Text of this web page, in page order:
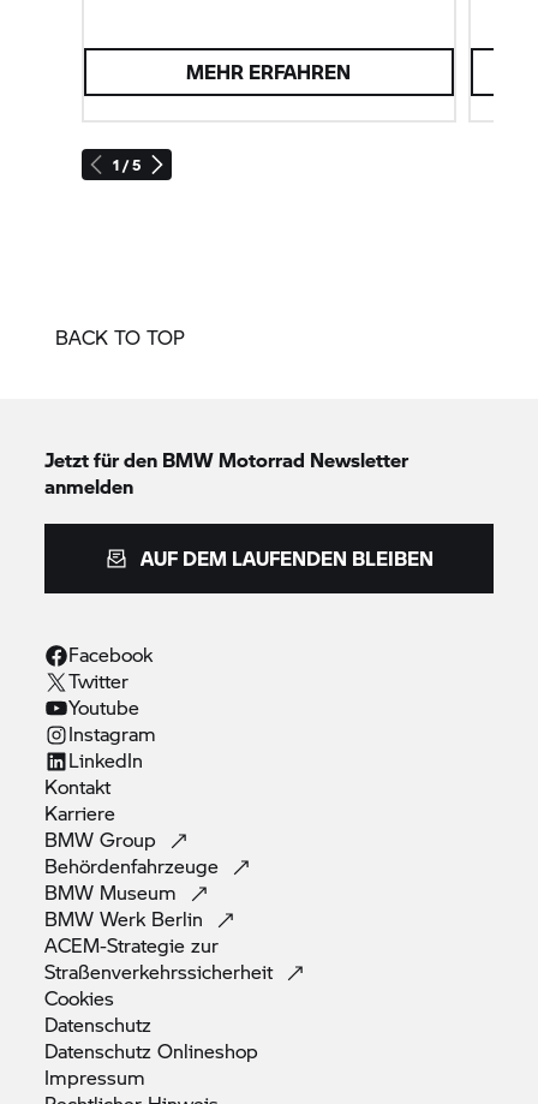
1 / 5
MEHR ERFAHREN
BACK TO TOP
Jetzt für den BMW Motorrad Newsletter
anmelden
AUF DEM LAUFENDEN BLEIBEN
Facebook
Twitter
Youtube
Instagram
LinkedIn
Kontakt
Karriere
BMWGroup
Behördenfahrzeuge
BMW Museum
BMW Werk Berlin
ACEM-Strategie zur
Straßenverkehrssicherheit
Cookies
Datenschutz
DatenschutzOnlineshop
Impressum